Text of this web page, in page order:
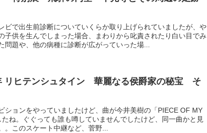
ビで出生前診断についていくらか取り上げられていましたが、や
子供を生んでしまった場合、まわりから叱責されたり白い目でみ
問題や、他の病種に診断が広がっていった場...
リヒテンシュタイン 華麗なる侯爵家の秘宝 そ
ションをやっていましたけど、曲が今井美樹の「PIECE OF MY
ね。ぐぐっても誰も噂していませんでしたけど、同一曲かと見
。このスケート中継など、菅野...